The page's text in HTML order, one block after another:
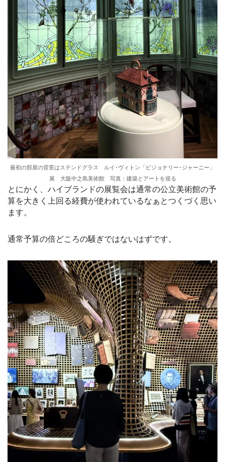
最初の部屋の背景はステンドグラス ルイ･ヴィトン「ビジョナリー･ジャーニー」
展 大阪中之島美術館 写真：建築とアートを巡る
とにかく、ハイブランドの展覧会は通常の公立美術館の予
算を大きく上回る経費が使われているなぁとつくづく思い
ます。
通常予算の倍どころの騒ぎではないはずです。